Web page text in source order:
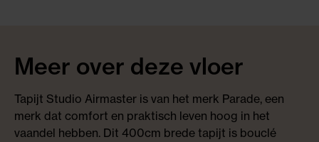
Meer over deze vloer
Tapijt Studio Airmaster is van het merk Parade, een
merk dat comfort en praktisch leven hoog in het
vaandel hebben. Dit 400cm brede tapijt is bouclé